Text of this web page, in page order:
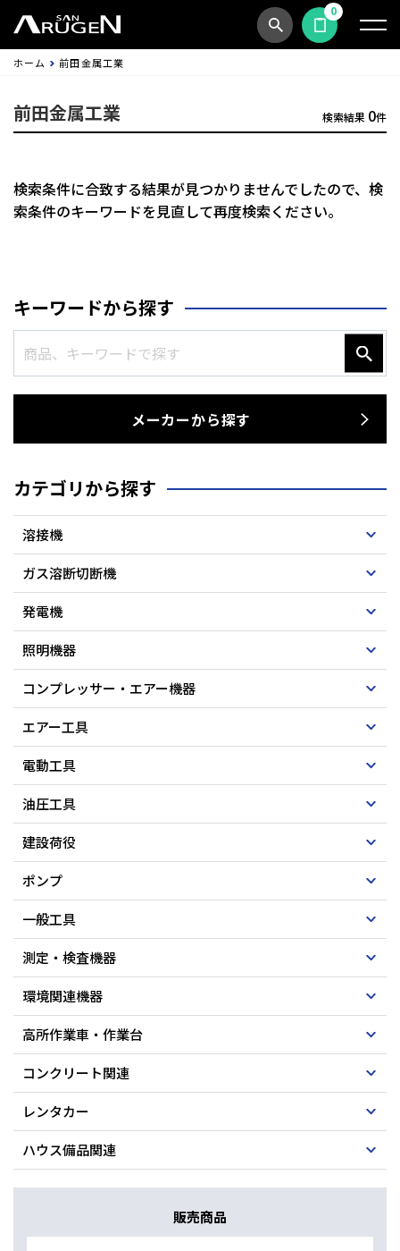
商品検索見積依頼する
0
ホーム 前田金属工業
前田金属工業 検索結果 0件
キーワードから探す
メーカーから探す
カテゴリから探す
溶接機
ガス溶断切断機
発電機
照明機器
コンプレッサー・エアー機器
エアー工具
電動工具
油圧工具
建設荷役
ポンプ
一般工具
測定・検査機器
環境関連機器
高所作業車・作業台
コンクリート関連
レンタカー
ハウス備品関連
販売商品
検索条件に合致する結果が見つかりませんでしたので、 検
索条件のキーワードを見直して再度検索ください。